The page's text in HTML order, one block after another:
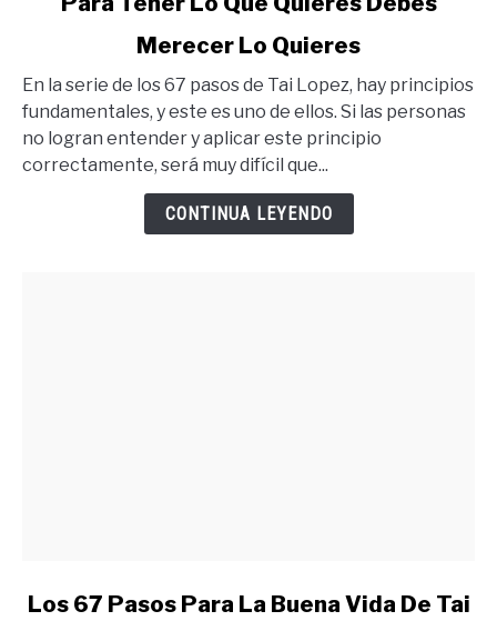
Tener
Lo
Que
Quieres
Merecer Lo Quieres
En la serie de los 67 pasos de Tai Lopez, hay principios
fundamentales, y este es uno de ellos. Si las personas
no logran entender y aplicar este principio
correctamente, será muy difícil que...
CONTINUA LEYENDO
link
Los 67 Pasos Para La Buena Vida De Tai